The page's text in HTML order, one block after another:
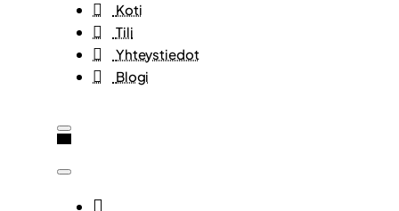
Koti
Tili
Yhteystiedot
Blogi